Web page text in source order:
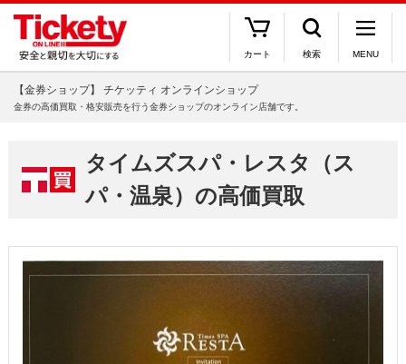
カート 検索 MENU
【金券ショップ】 チケッティ オンラインショップ
金券の高価買取・格安販売を行う金券ショップのオンライン店舗です。
タイムズスパ・レスタ（ス
パ・温泉）の高価買取